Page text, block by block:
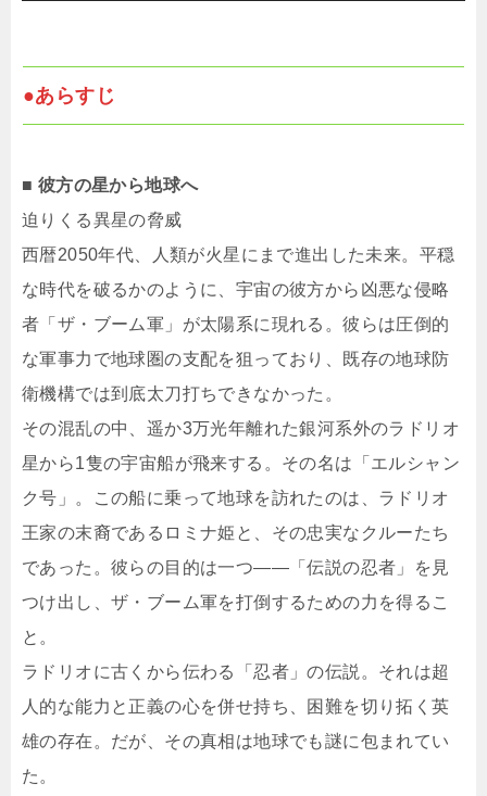
●あらすじ
■ 彼方の星から地球へ
迫りくる異星の脅威
西暦2050年代、人類が火星にまで進出した未来。平穏
な時代を破るかのように、宇宙の彼方から凶悪な侵略
者「ザ・ブーム軍」が太陽系に現れる。彼らは圧倒的
な軍事力で地球圏の支配を狙っており、既存の地球防
衛機構では到底太刀打ちできなかった。
その混乱の中、遥か3万光年離れた銀河系外のラドリオ
星から1隻の宇宙船が飛来する。その名は「エルシャン
ク号」。この船に乗って地球を訪れたのは、ラドリオ
王家の末裔であるロミナ姫と、その忠実なクルーたち
であった。彼らの目的は一つ――「伝説の忍者」を見
つけ出し、ザ・ブーム軍を打倒するための力を得るこ
と。
ラドリオに古くから伝わる「忍者」の伝説。それは超
人的な能力と正義の心を併せ持ち、困難を切り拓く英
雄の存在。だが、その真相は地球でも謎に包まれてい
た。